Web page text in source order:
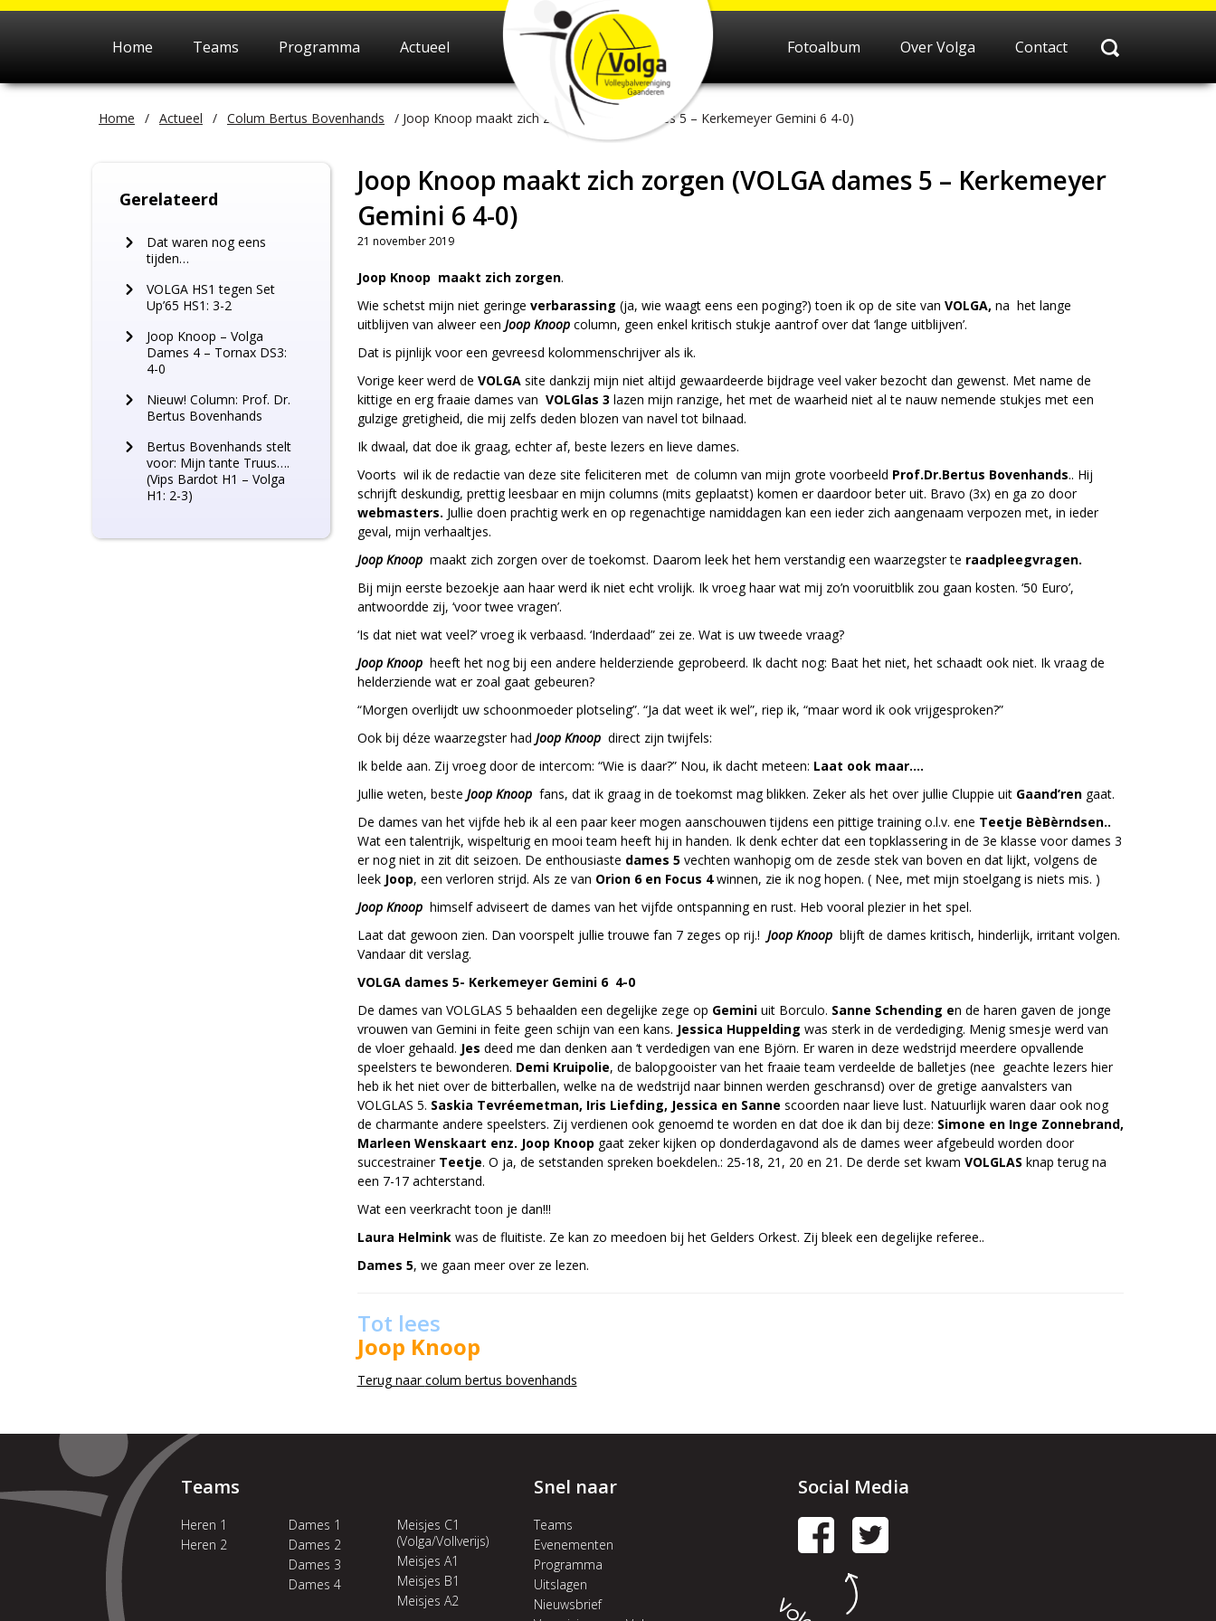
Home Teams Programma Actueel Fotoalbum Over Volga Contact
Home / Actueel / Colum Bertus Bovenhands / Joop Knoop maakt zich zorgen (VOLGA dames 5 – Kerkemeyer Gemini 6 4-0)
Gerelateerd
Dat waren nog eens
tijden…
VOLGA HS1 tegen Set
Up’65 HS1: 3-2
Joop Knoop – Volga
Dames 4 – Tornax DS3:
4-0
Nieuw! Column: Prof. Dr.
Bertus Bovenhands
Bertus Bovenhands stelt
voor: Mijn tante Truus….
(Vips Bardot H1 – Volga
H1: 2-3)
Joop Knoop maakt zich zorgen (VOLGA dames 5 – Kerkemeyer
Gemini 6 4-0)
21 november 2019
Joop Knoop maakt zich zorgen.
Wie schetst mijn niet geringe verbarassing (ja, wie waagt eens een poging?) toen ik op de site van VOLGA, na het lange
uitblijven van alweer een Joop Knoop column, geen enkel kritisch stukje aantrof over dat ‘lange uitblijven’.
Dat is pijnlijk voor een gevreesd kolommenschrijver als ik.
Vorige keer werd de VOLGA site dankzij mijn niet altijd gewaardeerde bijdrage veel vaker bezocht dan gewenst. Met name de
kittige en erg fraaie dames van VOLGlas 3 lazen mijn ranzige, het met de waarheid niet al te nauw nemende stukjes met een
gulzige gretigheid, die mij zelfs deden blozen van navel tot bilnaad.
Ik dwaal, dat doe ik graag, echter af, beste lezers en lieve dames.
Voorts wil ik de redactie van deze site feliciteren met de column van mijn grote voorbeeld Prof.Dr.Bertus Bovenhands.. Hij
schrijft deskundig, prettig leesbaar en mijn columns (mits geplaatst) komen er daardoor beter uit. Bravo (3x) en ga zo door
webmasters. Jullie doen prachtig werk en op regenachtige namiddagen kan een ieder zich aangenaam verpozen met, in ieder
geval, mijn verhaaltjes.
Joop Knoop maakt zich zorgen over de toekomst. Daarom leek het hem verstandig een waarzegster te raadpleegvragen.
Bij mijn eerste bezoekje aan haar werd ik niet echt vrolijk. Ik vroeg haar wat mij zo’n vooruitblik zou gaan kosten. ‘50 Euro’,
antwoordde zij, ‘voor twee vragen’.
‘Is dat niet wat veel?’ vroeg ik verbaasd. ‘Inderdaad” zei ze. Wat is uw tweede vraag?
Joop Knoop heeft het nog bij een andere helderziende geprobeerd. Ik dacht nog: Baat het niet, het schaadt ook niet. Ik vraag de
helderziende wat er zoal gaat gebeuren?
“Morgen overlijdt uw schoonmoeder plotseling”. “Ja dat weet ik wel”, riep ik, “maar word ik ook vrijgesproken?”
Ook bij déze waarzegster had Joop Knoop direct zijn twijfels:
Ik belde aan. Zij vroeg door de intercom: “Wie is daar?” Nou, ik dacht meteen: Laat ook maar….
Jullie weten, beste Joop Knoop fans, dat ik graag in de toekomst mag blikken. Zeker als het over jullie Cluppie uit Gaand’ren gaat.
De dames van het vijfde heb ik al een paar keer mogen aanschouwen tijdens een pittige training o.l.v. ene Teetje BèBèrndsen..
Wat een talentrijk, wispelturig en mooi team heeft hij in handen. Ik denk echter dat een topklassering in de 3e klasse voor dames 3
er nog niet in zit dit seizoen. De enthousiaste dames 5 vechten wanhopig om de zesde stek van boven en dat lijkt, volgens de
leek Joop, een verloren strijd. Als ze van Orion 6 en Focus 4winnen, zie ik nog hopen. ( Nee, met mijn stoelgang is niets mis. )
Joop Knoop himself adviseert de dames van het vijfde ontspanning en rust. Heb vooral plezier in het spel.
Laat dat gewoon zien. Dan voorspelt jullie trouwe fan 7 zeges op rij.! Joop Knoop blijft de dames kritisch, hinderlijk, irritant volgen.
Vandaar dit verslag.
VOLGA dames 5- Kerkemeyer Gemini 6 4-0
De dames van VOLGLAS 5 behaalden een degelijke zege op Geminiuit Borculo. Sanne Schending en de haren gaven de jonge
vrouwen van Gemini in feite geen schijn van een kans. Jessica Huppelding was sterk in de verdediging. Menig smesje werd van
de vloer gehaald. Jes deed me dan denken aan ‘t verdedigen van ene Björn. Er waren in deze wedstrijd meerdere opvallende
speelsters te bewonderen. Demi Kruipolie, de balopgooister van het fraaie team verdeelde de balletjes (nee geachte lezers hier
heb ik het niet over de bitterballen, welke na de wedstrijd naar binnen werden geschransd) over de gretige aanvalsters van
VOLGLAS 5. Saskia Tevréemetman, Iris Liefding, Jessica en Sanne scoorden naar lieve lust. Natuurlijk waren daar ook nog
de charmante andere speelsters. Zij verdienen ook genoemd te worden en dat doe ik dan bij deze: Simone en Inge Zonnebrand,
Marleen Wenskaart enz. Joop Knoop gaat zeker kijken op donderdagavond als de dames weer afgebeuld worden door
succestrainer Teetje. O ja, de setstanden spreken boekdelen.: 25-18, 21, 20 en 21. De derde set kwam VOLGLAS knap terug na
een 7-17 achterstand.
Wat een veerkracht toon je dan!!!
Laura Helminkwas de fluitiste. Ze kan zo meedoen bij het Gelders Orkest. Zij bleek een degelijke referee..
Dames 5, we gaan meer over ze lezen.
Tot lees
Joop Knoop
Terug naarcolum bertus bovenhands
Teams
Heren 1
Heren 2
Dames 1
Dames 2
Dames 3
Dames 4
Meisjes C1
(Volga/Vollverijs)
Meisjes A1
Meisjes B1
Meisjes A2
Snel naar
Teams
Evenementen
Programma
Uitslagen
Nieuwsbrief
Social Media